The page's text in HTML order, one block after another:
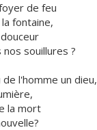
de feu
fontaine,
souillures ?
l'homme un dieu,
la mort